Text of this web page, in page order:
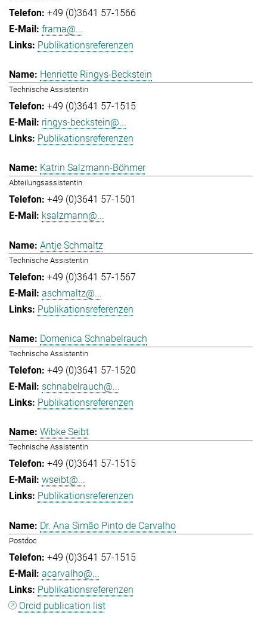
+49 (0)3641 57-1566
frama@...
Publikationsreferenzen
Henriette Ringys-Beckstein
Technische Assistentin
+49 (0)3641 57-1515
ringys-beckstein@...
Publikationsreferenzen
Katrin Salzmann-Böhmer
Abteilungsassistentin
+49 (0)3641 57-1501
ksalzmann@...
Antje Schmaltz
Technische Assistentin
+49 (0)3641 57-1567
aschmaltz@...
Publikationsreferenzen
Domenica Schnabelrauch
Technische Assistentin
+49 (0)3641 57-1520
schnabelrauch@...
Publikationsreferenzen
Wibke Seibt
Technische Assistentin
+49 (0)3641 57-1515
wseibt@...
Publikationsreferenzen
Dr. Ana Simão Pinto de Carvalho
Postdoc
+49 (0)3641 57-1515
acarvalho@...
Publikationsreferenzen
Orcid publication list